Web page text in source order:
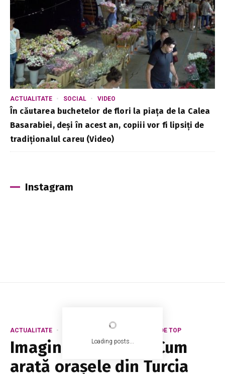
Loading posts...
ACTUALITATE SOCIAL VIDEO
În căutarea buchetelor de flori la piața de la Calea
Basarabiei, deși în acest an, copiii vor fi lipsiți de
tradiționalul careu (Video)
Instagram
ACTUALITATE POZA ZILEI ȘTIRI DE TOP
Imagini din satelit. Cum
arată orașele din Turcia